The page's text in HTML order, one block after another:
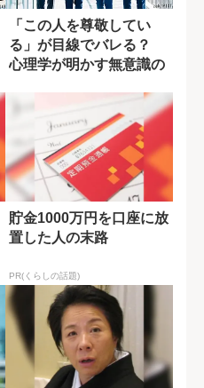
「この人を尊敬してい
る」が目線でバレる？
心理学が明かす無意識の
貯金1000万円を口座に放
置した人の末路
PR(くらしの話題)